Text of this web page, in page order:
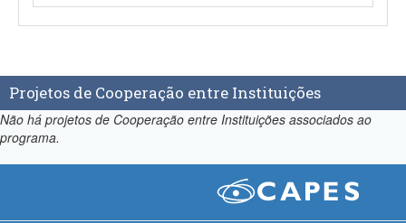
Projetos de Cooperação entre Instituições
Não há projetos de Cooperação entre Instituições associados ao
programa.